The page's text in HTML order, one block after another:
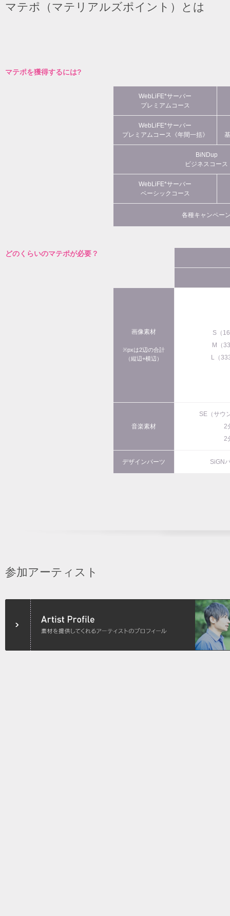
マテポ（マテリアルズポイント）とは
マテポを獲得するには?
WebLiFE*サーバー
プレミアムコース
WebLiFE*サーバー
プレミアムコース《年間一括》
BiNDup
ビジネスコース
WebLiFE*サーバー
ベーシックコース
各種キャンペー
どのくらいのマテポが必要？
画像素材
※pxは2辺の合計
（縦辺+横辺）
S（
M（
L（
音楽素材
SE（サウ
2
2
デザインパーツ SiGN
参加アーティスト